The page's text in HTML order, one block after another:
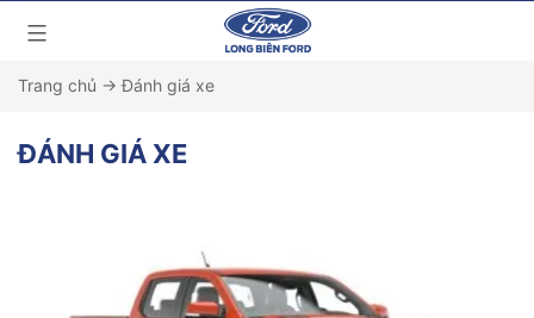
Trang chủ → Đánh giá xe
ĐÁNH GIÁ XE